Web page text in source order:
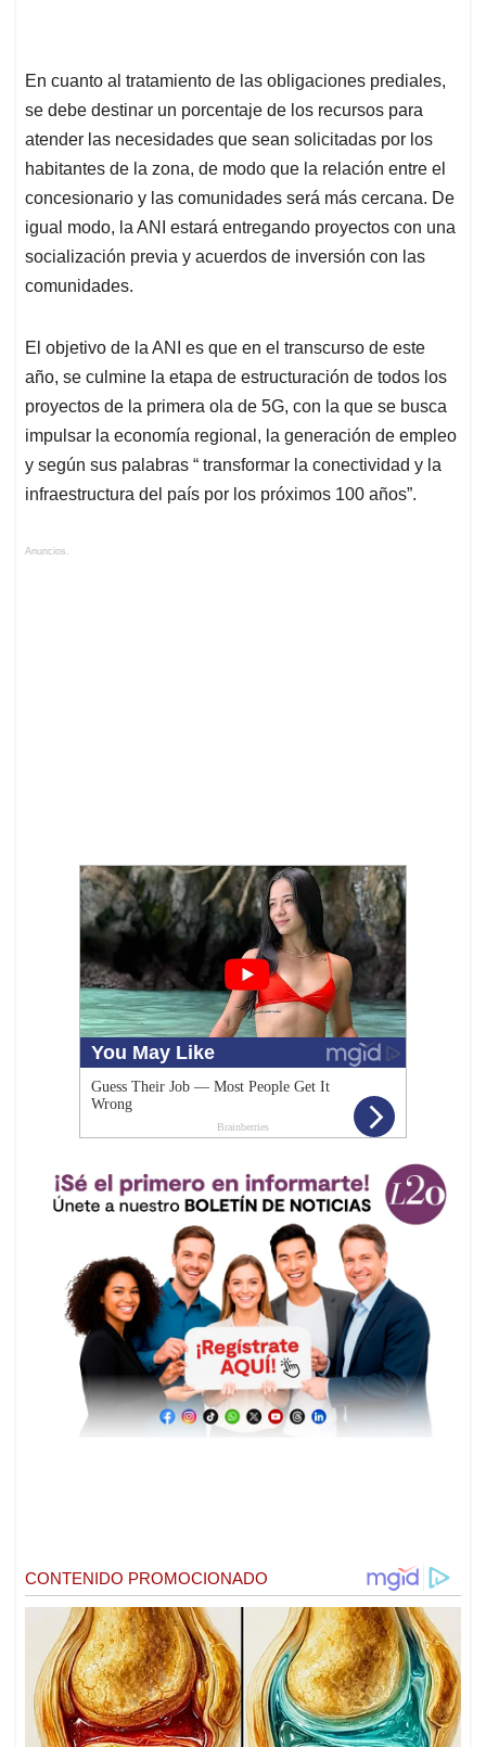
En cuanto al tratamiento de las obligaciones prediales,
se debe destinar un porcentaje de los recursos para
atender las necesidades que sean solicitadas por los
habitantes de la zona, de modo que la relación entre el
concesionario y las comunidades será más cercana. De
igual modo, la ANI estará entregando proyectos con una
socialización previa y acuerdos de inversión con las
comunidades.
El objetivo de la ANI es que en el transcurso de este
año, se culmine la etapa de estructuración de todos los
proyectos de la primera ola de 5G, con la que se busca
impulsar la economía regional, la generación de empleo
y según sus palabras “ transformar la conectividad y la
infraestructura del país por los próximos 100 años”.
Anuncios.